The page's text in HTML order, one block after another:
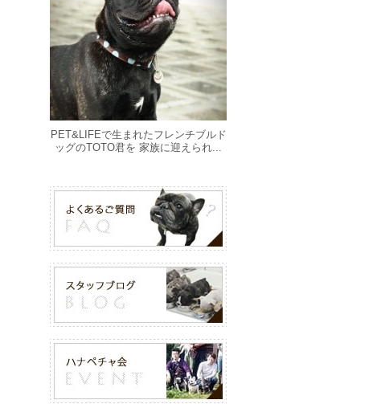
PET&LIFEで生まれたフレンチブルド
ッグのTOTO君を 家族に迎えられ...